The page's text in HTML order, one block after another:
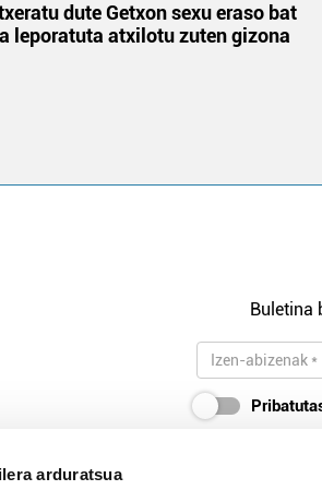
arduratsua
dute Getxon sexu eraso bat
leporatuta atxilotu zuten gizona
Buletina